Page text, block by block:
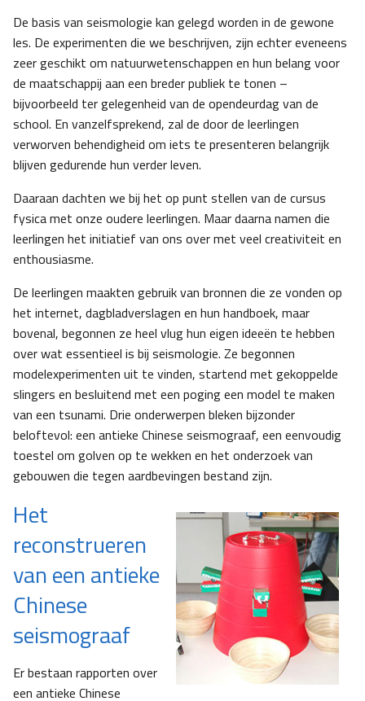
De basis van seismologie kan gelegd worden in de gewone
les. De experimenten die we beschrijven, zijn echter eveneens
zeer geschikt om natuurwetenschappen en hun belang voor
de maatschappij aan een breder publiek te tonen –
bijvoorbeeld ter gelegenheid van de opendeurdag van de
school. En vanzelfsprekend, zal de door de leerlingen
verworven behendigheid om iets te presenteren belangrijk
blijven gedurende hun verder leven.
Daaraan dachten we bij het op punt stellen van de cursus
fysica met onze oudere leerlingen. Maar daarna namen die
leerlingen het initiatief van ons over met veel creativiteit en
enthousiasme.
De leerlingen maakten gebruik van bronnen die ze vonden op
het internet, dagbladverslagen en hun handboek, maar
bovenal, begonnen ze heel vlug hun eigen ideeën te hebben
over wat essentieel is bij seismologie. Ze begonnen
modelexperimenten uit te vinden, startend met gekoppelde
slingers en besluitend met een poging een model te maken
van een tsunami. Drie onderwerpen bleken bijzonder
beloftevol: een antieke Chinese seismograaf, een eenvoudig
toestel om golven op te wekken en het onderzoek van
gebouwen die tegen aardbevingen bestand zijn.
Het
reconstrueren
van een antieke
Chinese
seismograaf
Er bestaan rapporten over
een antieke Chinese